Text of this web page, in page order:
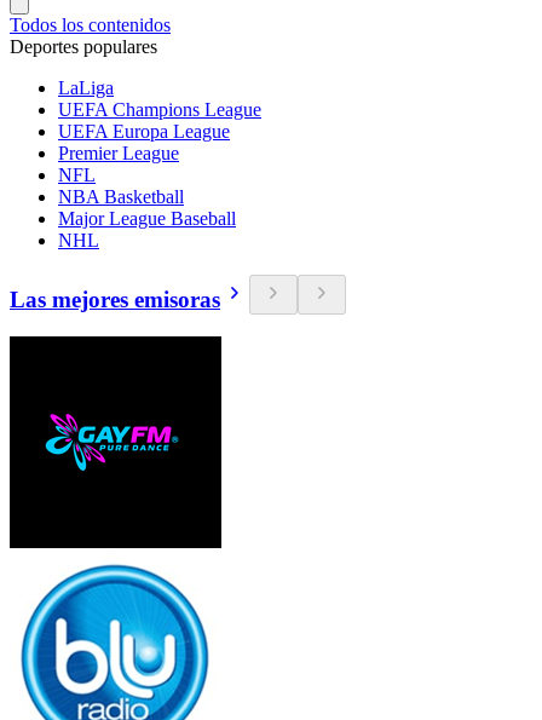
Todos los contenidos
Deportes populares
LaLiga
UEFA Champions League
UEFA Europa League
Premier League
NFL
NBA Basketball
Major League Baseball
NHL
Las mejores emisoras